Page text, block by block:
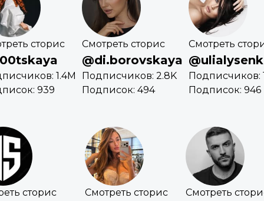
сторис
1.4M
939
Смотреть сторис
@di.borovskaya
Подписчиков: 2.8K
Подписок: 494
Смотреть
Подписчиков:
Подписок: 946
сторис Смотреть сторис Смотреть